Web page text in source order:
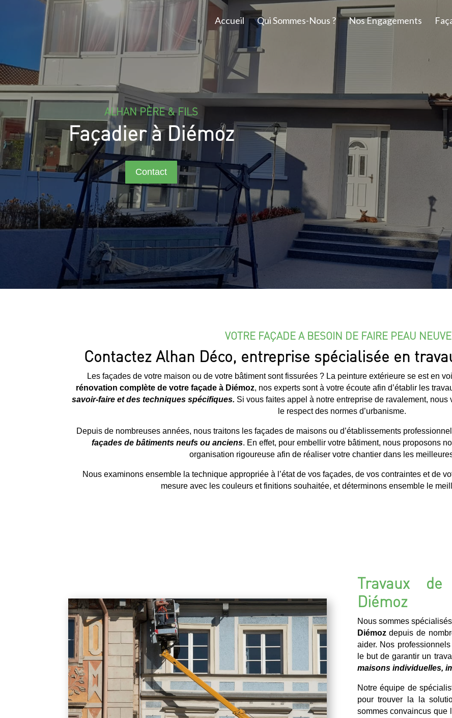
Accueil Qui Sommes-Nous ? Nos Engagements
ALHAN PÈRE & FILS
Façadier à Diémoz
Contact
VOTRE FAÇADE A BESOIN DE FAIRE PEAU
Contactez Alhan Déco, entreprise spécialisée en
Les façades de votre maison ou de votre bâtiment sont fissurées ? La peinture extérieure se est en
rénovation complète de votre façade à Diémoz, nos experts sont à votre écoute afin d’établir les
savoir-faire et des techniques spécifiques. Si vous faites appel à notre entreprise de ravalement,
le respect des normes d’urbanisme.
Depuis de nombreuses années, nous traitons les façades de maisons ou d’établissements
façades de bâtiments neufs ou anciens. En effet, pour embellir votre bâtiment, nous proposons
organisation rigoureuse afin de réaliser votre chantier dans les
Nous examinons ensemble la technique appropriée à l’état de vos façades, de vos contraintes et de
mesure avec les couleurs et finitions souhaitée, et déterminons ensemble le
Travaux
Diémoz
Nous sommes
Diémozdepuis de
aider. Nos
le but de garantir un
maisons individuelles,
Notre équipe de
pour trouver la la
sommes convaincus que